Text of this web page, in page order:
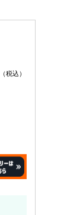
（税込）